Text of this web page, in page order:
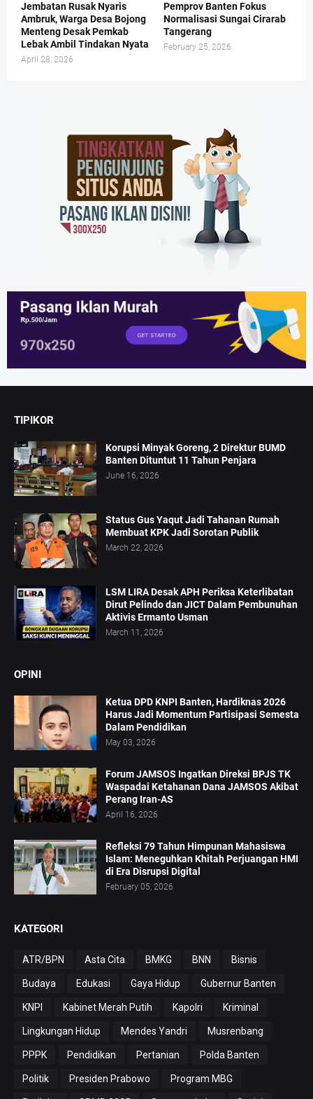
Jembatan Rusak Nyaris
Ambruk, Warga Desa Bojong
Menteng Desak Pemkab
Lebak Ambil Tindakan Nyata
April 28, 2026
Pemprov Banten Fokus
Normalisasi Sungai Cirarab
Tangerang
February 25, 2026
TIPIKOR
Korupsi Minyak Goreng, 2 Direktur BUMD
Banten Dituntut 11 Tahun Penjara
June 16, 2026
Status Gus Yaqut Jadi Tahanan Rumah
Membuat KPK Jadi Sorotan Publik
March 22, 2026
LSM LIRA Desak APH Periksa Keterlibatan
Dirut Pelindo dan JICT Dalam Pembunuhan
Aktivis Ermanto Usman
March 11, 2026
OPINI
Ketua DPD KNPI Banten, Hardiknas 2026
Harus Jadi Momentum Partisipasi Semesta
Dalam Pendidikan
May 03, 2026
Forum JAMSOS Ingatkan Direksi BPJS TK
Waspadai Ketahanan Dana JAMSOS Akibat
Perang Iran-AS
April 16, 2026
Refleksi 79 Tahun Himpunan Mahasiswa
Islam: Meneguhkan Khitah Perjuangan HMI
di Era Disrupsi Digital
February 05, 2026
KATEGORI
ATR/BPN Asta Cita BMKG BNN Bisnis
Budaya Edukasi Gaya Hidup Gubernur Banten
KNPI Kabinet Merah Putih Kapolri Kriminal
Lingkungan Hidup Mendes Yandri Musrenbang
PPPK Pendidikan Pertanian Polda Banten
Politik Presiden Prabowo Program MBG